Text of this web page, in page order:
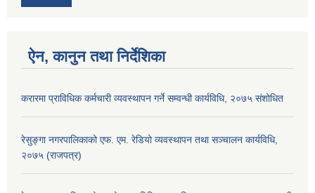
ऐन, कानुन तथा निर्देशिका
करारमा प्राविधिक कर्मचारी व्यवस्थापन गर्ने सम्वन्धी कार्यविधि, २०७५ संशोधित
रेसुङ्गा नगरपालिकाको एफ. एम. रेडियो व्यवस्थापन तथा सञ्चालन कार्यविधि,
२०७५ (राजपत्र)